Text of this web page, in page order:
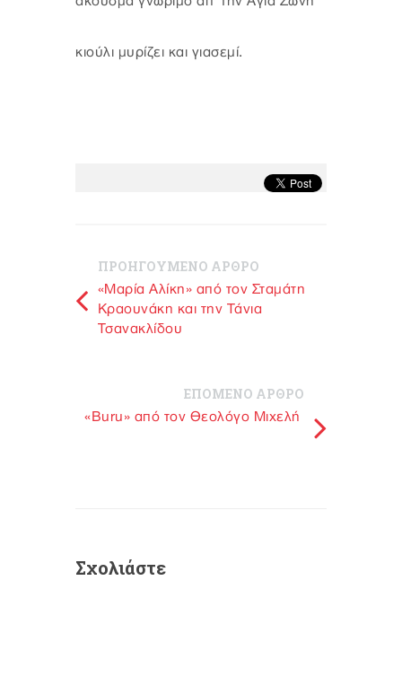
κιούλι μυρίζει και γιασεμί.
ΠΡΟΗΓΟΥΜΕΝΟ ΑΡΘΡΟ
«Μαρία Αλίκη» από τον Σταμάτη
Κραουνάκη και την Τάνια
Τσανακλίδου
ΕΠΟΜΕΝΟ ΑΡΘΡΟ
«Buru» από τον Θεολόγο Μιχελή
Σχολιάστε